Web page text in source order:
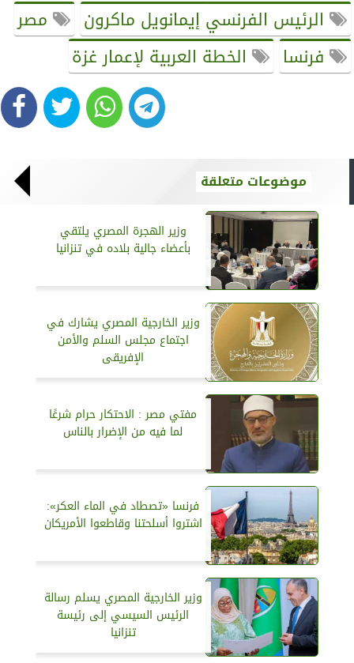
الرئيس الفرنسي إيمانويل ماكرون
مصر
فرنسا
الخطة العربية لإعمار غزة
موضوعات متعلقة
وزير الهجرة المصري يلتقي
بأعضاء جالية بلاده في تنزانيا
وزير الخارجية المصري يشارك في
اجتماع مجلس السلم والأمن
الإفريقى
مفتي مصر : الاحتكار حرام شرعًا
لما فيه من الإضرار بالناس
فرنسا «تصطاد في الماء العكر»:
اشتروا أسلحتنا وقاطعوا الأمريكان
وزير الخارجية المصري يسلم رسالة
الرئيس السيسي إلى رئيسة
تنزانيا